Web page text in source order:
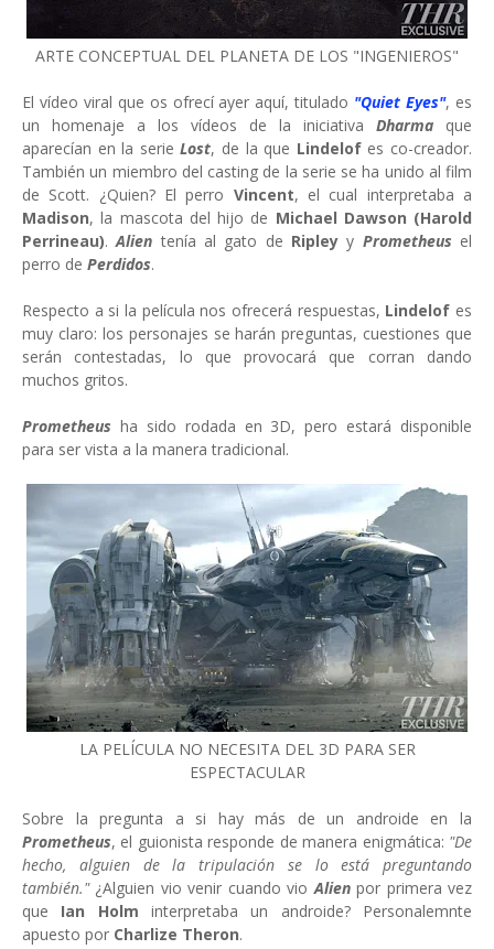
ARTE CONCEPTUAL DEL PLANETA DE LOS "INGENIEROS"
El vídeo viral que os ofrecí ayer aquí, titulado "Quiet Eyes", es
un homenaje a los vídeos de la iniciativa Dharma que
aparecían en la serieLost, de la que Lindelof es co-creador.
También un miembro del casting de la serie se ha unido al film
de Scott. ¿Quien? El perro Vincent, el cual interpretaba a
Madison, la mascota del hijo de Michael Dawson (Harold
Perrineau).Alientenía al gato de Ripleyy Prometheus el
perro de Perdidos.
Respecto a si la película nos ofrecerá respuestas, Lindelof es
muy claro: los personajes se harán preguntas, cuestiones que
serán contestadas, lo que provocará que corran dando
muchos gritos.
Prometheus ha sido rodada en 3D, pero estará disponible
para ser vista a la manera tradicional.
LA PELÍCULA NO NECESITA DEL 3D PARA SER
ESPECTACULAR
Sobre la pregunta a si hay más de un androide en la
Prometheus, el guionista responde de manera enigmática: "De
hecho, alguien de la tripulación se lo está preguntando
también."¿Alguien vio venir cuando vioAlienpor primera vez
que Ian Holminterpretaba un androide? Personalemnte
apuesto por Charlize Theron.